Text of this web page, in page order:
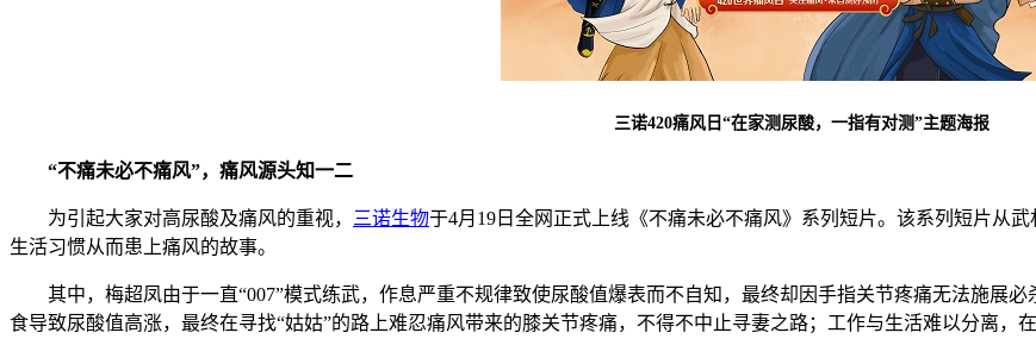
三诺420痛风日“在家测尿酸，一指有对测”主题海报
“不痛未必不痛风”，痛风源头知一二
为引起大家对高尿酸及痛风的重视， 三诺生物于4月 19 日全网正式上线《不痛未必不痛风》系列短片。该系列短片从
生活习惯从而患上痛风的故事。
其中，梅超凤由于一直“007”模式练武，作息严重不规律致使尿酸值爆表而不自知，最终却因手指关节疼痛无法施展
食导致尿酸值高涨，最终在寻找“姑姑”的路上难忍痛风带来的膝关节疼痛，不得不中止寻妻之路；工作与生活难以分离，